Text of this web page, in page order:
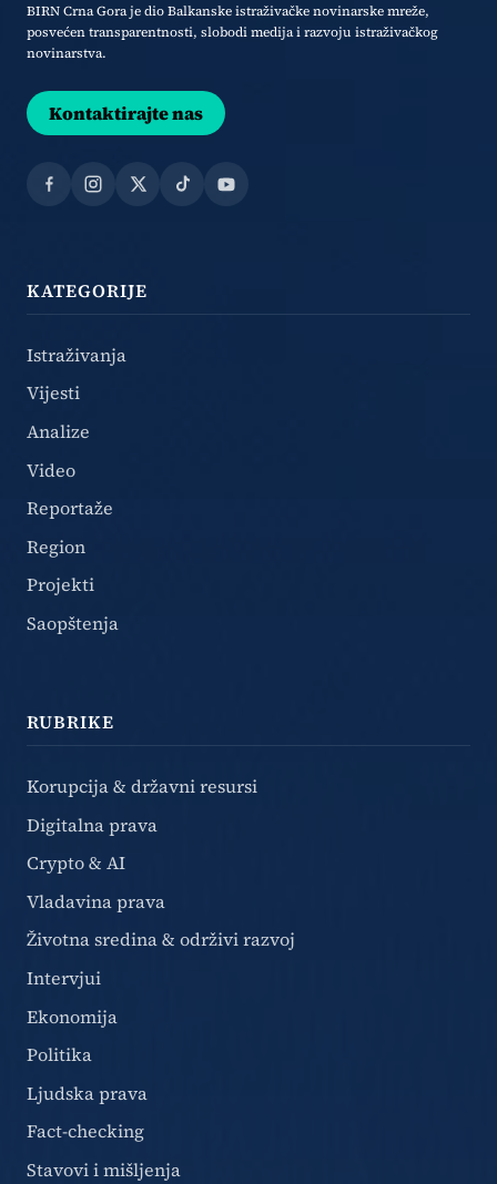
BIRN Crna Gora je dio Balkanske istraživačke novinarske mreže,
posvećen transparentnosti, slobodi medija i razvoju istraživačkog
novinarstva.
Kontaktirajte nas
Facebook
Instagram
X TikTokYouTube
KATEGORIJE
Istraživanja
Vijesti
Analize
Video
Reportaže
Region
Projekti
Saopštenja
RUBRIKE
Korupcija & državni resursi
Digitalna prava
Crypto & AI
Vladavina prava
Životna sredina & održivi razvoj
Intervjui
Ekonomija
Politika
Ljudska prava
Fact-checking
Stavovi i mišljenja